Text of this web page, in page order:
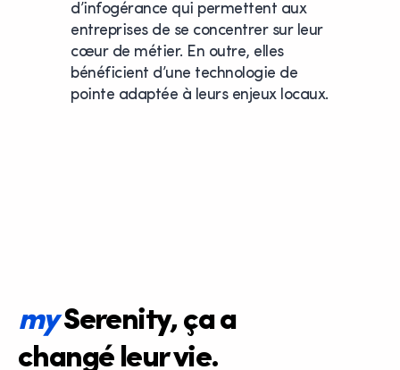
d’infogérance qui permettent aux
entreprises de se concentrer sur leur
cœur de métier. En outre, elles
bénéficient d’une technologie de
pointe adaptée à leurs enjeux locaux.
my Serenity, ça a
changé leur vie.